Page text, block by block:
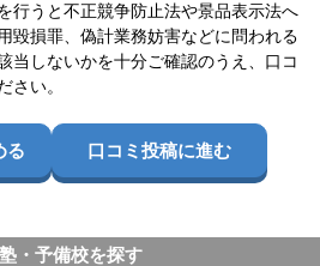
行うと不正競争防止法や景品表示法へ
毀損罪、偽計業務妨害などに問われる
当しないかを十分ご確認のうえ、口コ
さい。
る 口コミ投稿に進む
・予備校を探す